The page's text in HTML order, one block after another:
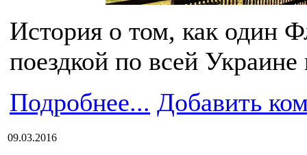
История о том, как один
поездкой по всей
Подробнее... Добавить
09.03.2016